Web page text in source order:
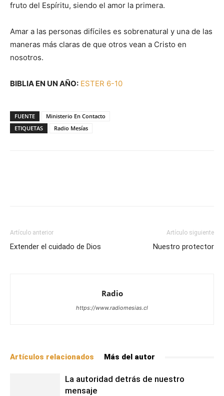
fruto del Espíritu, siendo el amor la primera.
Amar a las personas difíciles es sobrenatural y una de las
maneras más claras de que otros vean a Cristo en
nosotros.
BIBLIA EN UN AÑO: ESTER 6-10
FUENTE
Ministerio En Contacto
ETIQUETAS
Radio Mesías
Artículo anterior
Extender el cuidado de Dios
Artículo siguiente
Nuestro protector
Radio
https://www.radiomesias.cl
Artículos relacionados Más del autor
La autoridad detrás de nuestro
mensaje